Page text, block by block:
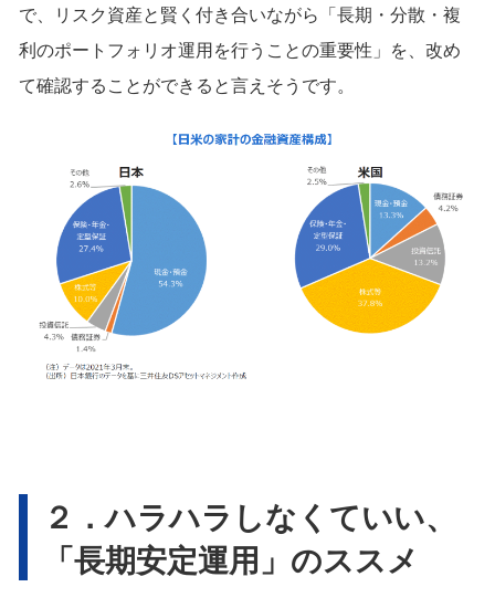
で、リスク資産と賢く付き合いながら「長期・分散・複
利のポートフォリオ運用を行うことの重要性」を、改め
て確認することができると言えそうです。
２．ハラハラしなくていい、
「長期安定運用」のススメ